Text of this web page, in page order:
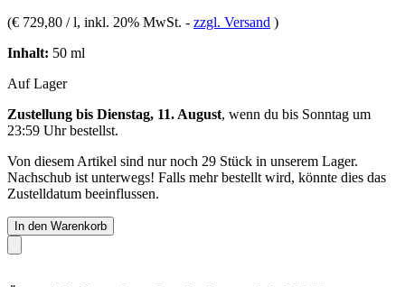
(€ 729,80 / l, inkl. 20% MwSt. - zzgl. Versand )
Inhalt: 50 ml
Auf Lager
Zustellung bis Dienstag, 11. August, wenn du bis Sonntag um
23:59 Uhrbestellst.
Von diesem Artikel sind nur noch 29 Stück in unserem Lager.
Nachschub ist unterwegs! Falls mehr bestellt wird, könnte dies das
Zustelldatum beeinflussen.
In den Warenkorb